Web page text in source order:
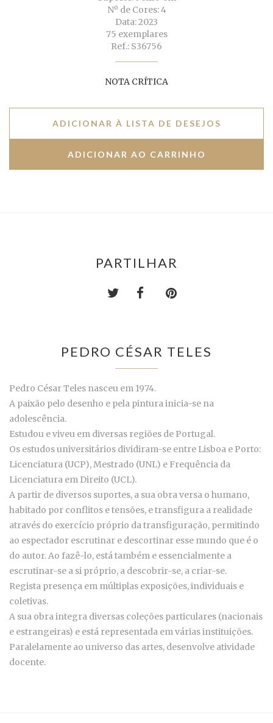
Nº de Cores: 4
Data: 2023
75 exemplares
Ref.: S36756
NOTA CRÍTICA
ADICIONAR À LISTA DE DESEJOS
PARTILHAR
PEDRO CÉSAR TELES
Pedro César Teles nasceu em 1974.
A paixão pelo desenho e pela pintura inicia-se na
adolescência.
Estudou e viveu em diversas regiões de Portugal.
Os estudos universitários dividiram-se entre Lisboa e Porto:
Licenciatura (UCP), Mestrado (UNL) e Frequência da
Licenciatura em Direito (UCL).
A partir de diversos suportes, a sua obra versa o humano,
habitado por conflitos e tensões, e transfigura a realidade
através do exercício próprio da transfiguração, permitindo
ao espectador escrutinar e descortinar esse mundo que é o
do autor. Ao fazê-lo, está também e essencialmente a
escrutinar-se a si próprio, a descobrir-se, a criar-se.
Regista presença em múltiplas exposições, individuais e
coletivas.
A sua obra integra diversas coleções particulares (nacionais
e estrangeiras) e está representada em várias instituições.
Paralelamente ao universo das artes, desenvolve atividade
docente.